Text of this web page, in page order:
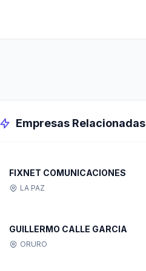
Empresas Relacionadas
FIXNET COMUNICACIONES
LA PAZ
GUILLERMO CALLE GARCIA
ORURO